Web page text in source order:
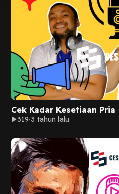
Cek Kadar Kesetiaan Pria
319 3 tahun lalu